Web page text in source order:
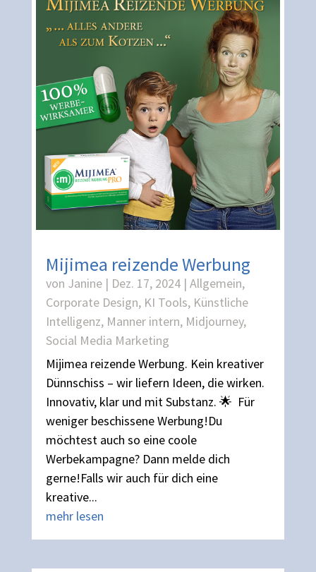
Mijimea reizende Werbung
von Janine| Dez. 17, 2024| Allgemein,
Corporate Design, KI Tools, Künstliche
Intelligenz, Manner intern, Midjourney,
Social Media Marketing
Mijimea reizende Werbung. Kein kreativer
Dünnschiss – wir liefern Ideen, die wirken.
Innovativ, klar und mit Substanz. 🌟 Für
weniger beschissene Werbung!Du
möchtest auch so eine coole
Werbekampagne? Dann melde dich
gerne!Falls wir auch für dich eine
kreative...
mehr lesen